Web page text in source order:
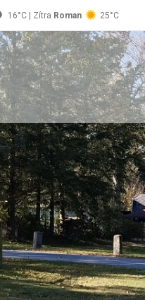
16°C | Zítra Roman 25°C